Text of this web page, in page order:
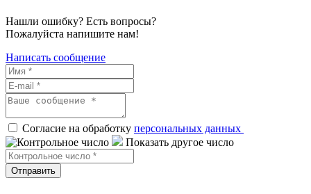
Нашли ошибку? Есть вопросы?
Пожалуйста напишите нам!
Написать сообщение
Согласие на обработку персональных данных
Показать другое число
Отправить